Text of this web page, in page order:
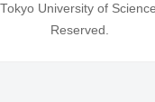
University of
Reserved.